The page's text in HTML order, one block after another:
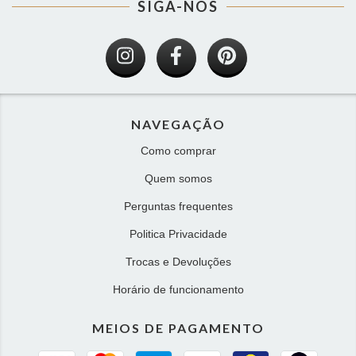
SIGA-NOS
NAVEGAÇÃO
Como comprar
Quem somos
Perguntas frequentes
Politica Privacidade
Trocas e Devoluções
Horário de funcionamento
MEIOS DE PAGAMENTO